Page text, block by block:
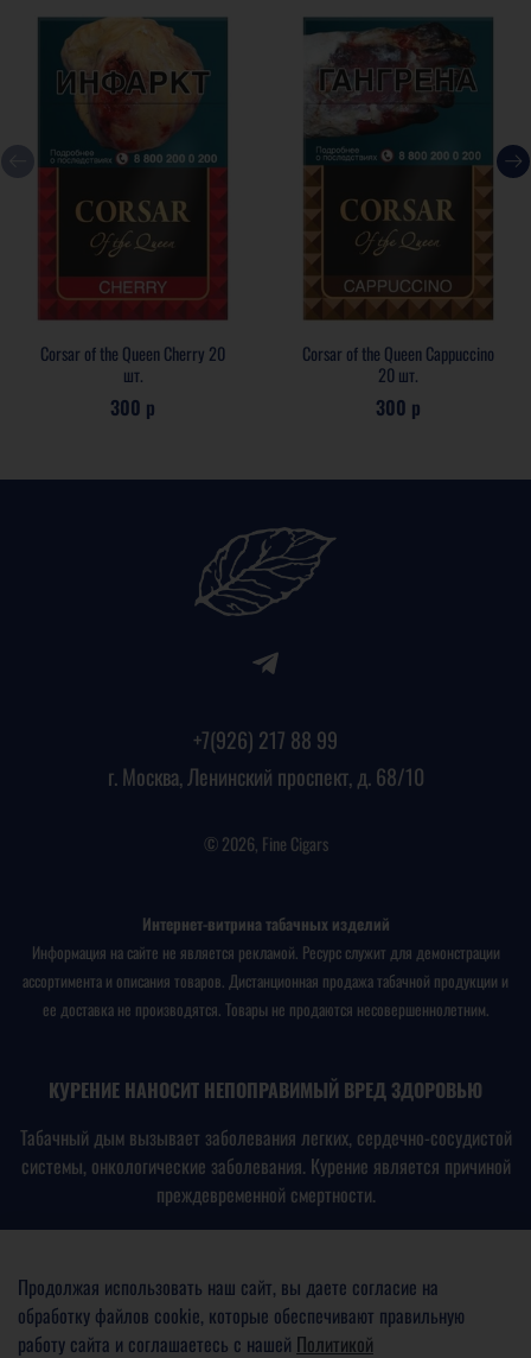
Corsar of the Queen Cherry 20
шт.
300 р
Corsar of the Queen Cappuccino
20 шт.
300 р
+7(926) 217 88 99
г. Москва, Ленинский проспект, д. 68/10
© 2026, Fine Cigars
Интернет-витрина табачных изделий
Информация на сайте не является рекламой. Ресурс служит для демонстрации
ассортимента и описания товаров. Дистанционная продажа табачной продукции и
ее доставка не производятся. Товары не продаются несовершеннолетним.
КУРЕНИЕ НАНОСИТ НЕПОПРАВИМЫЙ ВРЕД ЗДОРОВЬЮ
Табачный дым вызывает заболевания легких, сердечно-сосудистой
системы, онкологические заболевания. Курение является причиной
преждевременной смертности.
окружающего табачного дыма, последствий потребления табака
или потребления никотинсодержащей продукции»
Продолжая использовать наш сайт, вы даете согласие на
обработку файлов cookie, которые обеспечивают правильную
работу сайта и соглашаетесь с нашей Политикой